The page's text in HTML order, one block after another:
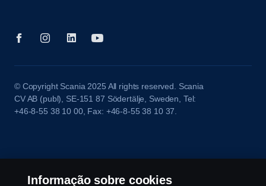
© Copyright Scania 2025 All rights reserved. Scania
CV AB (publ), SE-151 87 Södertälje, Sweden, Tel:
+46-8-55 38 10 00, Fax: +46-8-55 38 10 37.
Informação sobre cookies